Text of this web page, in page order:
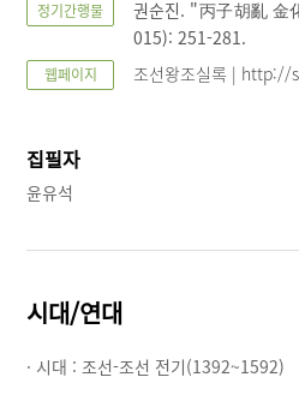
정기간행물
권순진. "丙子胡亂 金
015): 251-281.
웹페이지 조선왕조실록 |
집필자
윤유석
시대/연대
· 시대 :조선-조선 전기(1392~1592)